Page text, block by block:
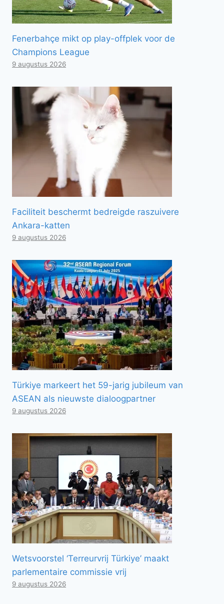
Fenerbahçe mikt op play-offplek voor de
Champions League
9 augustus 2026
Faciliteit beschermt bedreigde raszuivere
Ankara-katten
9 augustus 2026
Türkiye markeert het 59-jarig jubileum van
ASEAN als nieuwste dialoogpartner
9 augustus 2026
Wetsvoorstel ‘Terreurvrij Türkiye’ maakt
parlementaire commissie vrij
9 augustus 2026